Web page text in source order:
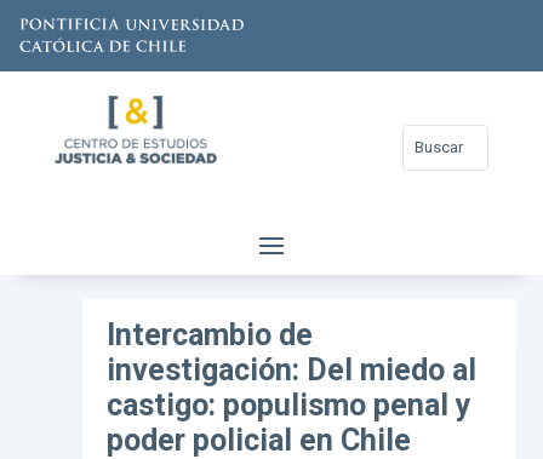
Intercambio de
investigación: Del miedo al
castigo: populismo penal y
poder policial en Chile